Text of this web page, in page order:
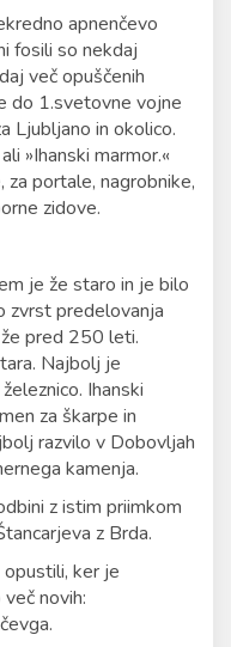
apnenčevo
fosili so nekdaj
več opuščenih
do 1.svetovne vojne
Ljubljano in okolico.
»Ihanski marmor.«
portale, nagrobnike,
zidove.
je že staro in je bilo
zvrst predelovanja
pred 250 leti.
Najbolj je
Ihanski
za škarpe in
razvilo v Dobovljah
kamenja.
z istim priimkom
z Brda.
ker je
novih: